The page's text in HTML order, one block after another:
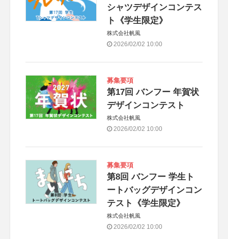
シャツデザインコンテス
ト《学生限定》
株式会社帆風
2026/02/02 10:00
募集要項
第17回 バンフー 年賀状
デザインコンテスト
株式会社帆風
2026/02/02 10:00
募集要項
第8回 バンフー 学生ト
ートバッグデザインコン
テスト《学生限定》
株式会社帆風
2026/02/02 10:00